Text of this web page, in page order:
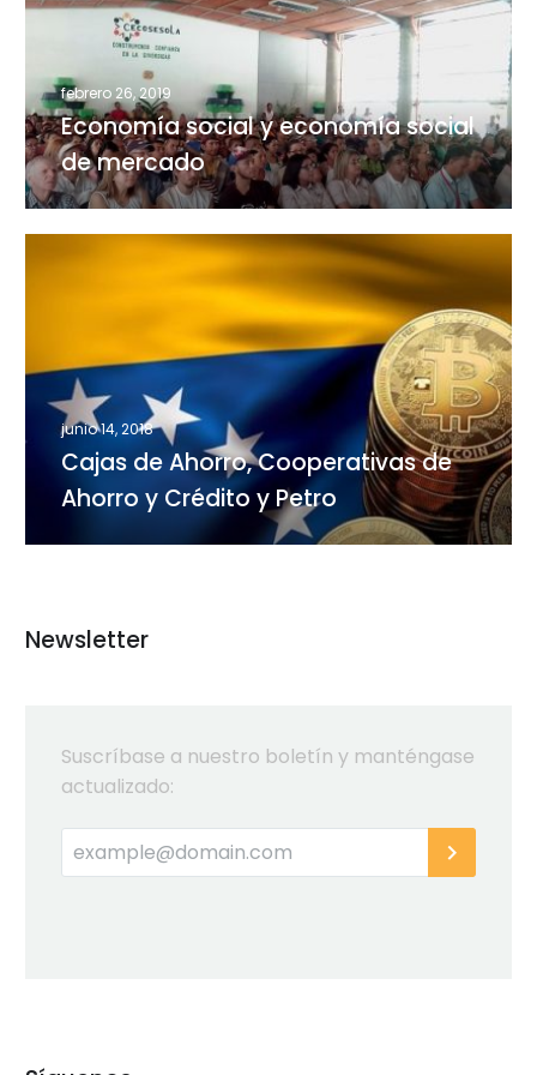
mercado
febrero 26, 2019
Economía social y economía social
de mercado
de
Ahorro
Crédito
junio 14, 2018
Cajas de Ahorro, Cooperativas de
Ahorro y Crédito y Petro
Newsletter
Suscríbase a nuestro boletín y manténgase
actualizado: